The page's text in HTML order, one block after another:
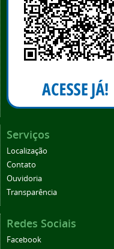
Serviços
Localização
Contato
Ouvidoria
Transparência
Redes Sociais
Facebook